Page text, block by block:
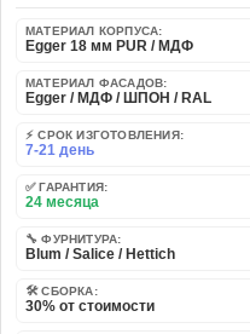
МАТЕРИАЛ КОРПУСА:
Egger 18 мм PUR / МДФ
МАТЕРИАЛ ФАСАДОВ:
Egger / МДФ / ШПОН / RAL
⚡ СРОК ИЗГОТОВЛЕНИЯ:
7-21 день
✅ ГАРАНТИЯ:
24 месяца
🔧 ФУРНИТУРА:
Blum / Salice / Hettich
🛠️ СБОРКА:
30% от стоимости